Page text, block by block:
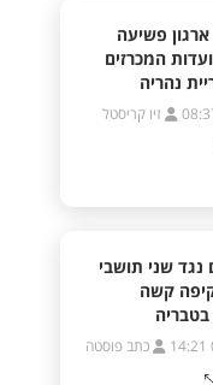
פשיעה
המכרזים
נהריה
זיו קריסטל
נגד שני תושבי
קשה
כתב פוסטה